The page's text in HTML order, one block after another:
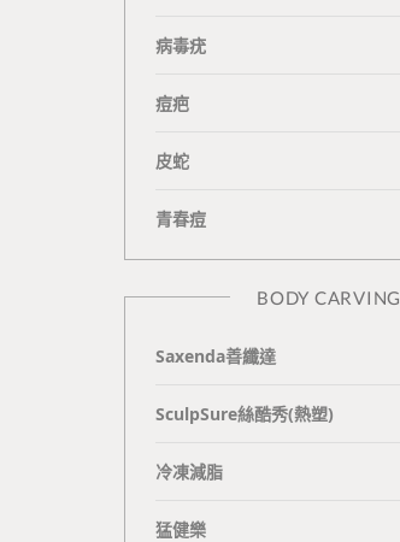
病毒疣
痘疤
皮蛇
青春痘
BODY CARVING
Saxenda善纖達
SculpSure絲酷秀(熱塑)
冷凍減脂
猛健樂